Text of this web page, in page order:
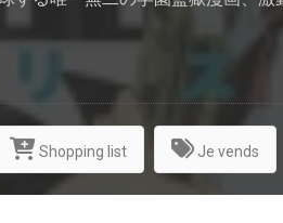
Shopping list Je vends